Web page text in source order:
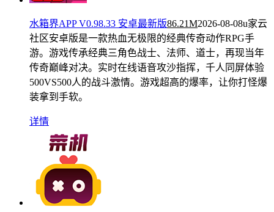
水箱界APP V0.98.33 安卓最新版86.21M2026-08-08u家云
社区安卓版是一款热血无极限的经典传奇动作RPG手
游。游戏传承经典三角色战士、法师、道士，再现当年
传奇巅峰对决。实时在线语音攻沙指挥，千人同屏体验
500VS500人的战斗激情。游戏超高的爆率，让你打怪爆
装拿到手软。
详情